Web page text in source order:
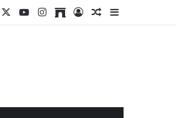
YouTubeInstagram
ArchiveAccesoPublicación al
Barra lateral